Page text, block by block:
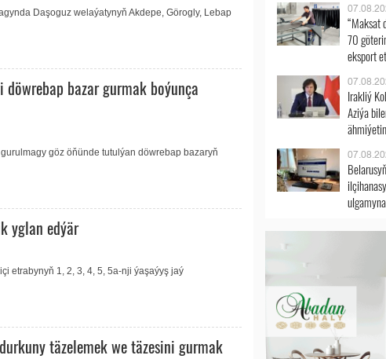
Daşoguz welaýatynyň Akdepe, Görogly, Lebap
bazar gurmak boýunça
göz öňünde tutulýan döwrebap bazaryň
yglan edýär
etrabynyň 1, 2, 3, 4, 5, 5a-nji ýaşaýyş jaý
täzelemek we täzesini gurmak
“Maksat
70
eksport
Irakliý
Aziýa